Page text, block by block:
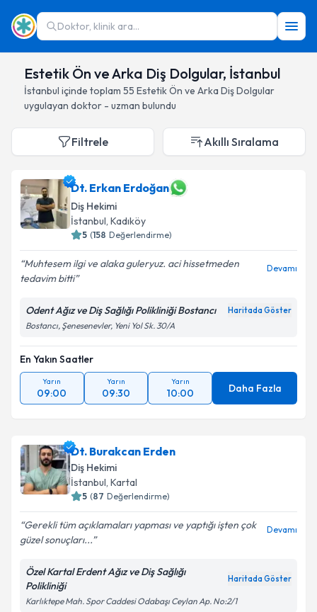
Doktor, klinik ara...
Estetik Ön ve Arka Diş Dolgular, İstanbul
İstanbul içinde toplam 55 Estetik Ön ve Arka Diş Dolgular
uygulayan doktor - uzman bulundu
Filtrele Akıllı Sıralama
Dt. Erkan Erdoğan
Diş Hekimi
İstanbul, Kadıköy
5 (158 Değerlendirme)
Muhtesem ilgi ve alaka guleryuz. aci hissetmeden
tedavim bitti
Devamı
Odent Ağız ve Diş Sağlığı Polikliniği Bostancı Haritada Göster
Bostancı, Şenesenevler, Yeni Yol Sk. 30/A
En Yakın Saatler
Yarın
09:00
Yarın
09:30
Yarın
10:00 Daha Fazla
Dt. Burakcan Erden
Diş Hekimi
İstanbul, Kartal
5 (87 Değerlendirme)
Gerekli tüm açıklamaları yapması ve yaptığı işten çok
güzel sonuçları...
Devamı
Özel Kartal Erdent Ağız ve Diş Sağlığı
Polikliniği
Haritada Göster
Karlıktepe Mah. Spor Caddesi Odabaşı Ceylan Ap. No:2/1